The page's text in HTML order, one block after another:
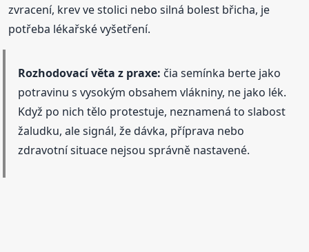
zvracení, krev ve stolici nebo silná bolest břicha, je
potřeba lékařské vyšetření.
Rozhodovací věta z praxe: čia semínka berte jako
potravinu s vysokým obsahem vlákniny, ne jako lék.
Když po nich tělo protestuje, neznamená to slabost
žaludku, ale signál, že dávka, příprava nebo
zdravotní situace nejsou správně nastavené.